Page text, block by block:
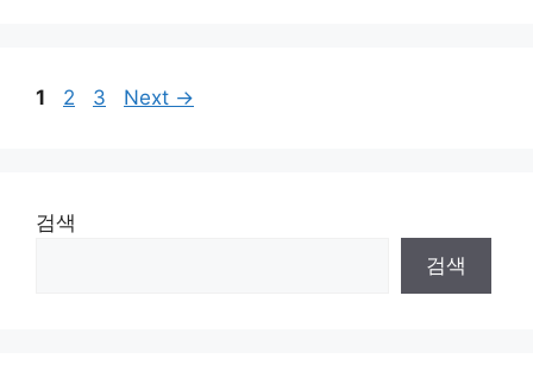
Page
1 Page
2 Page
3 Next →
검색
검색